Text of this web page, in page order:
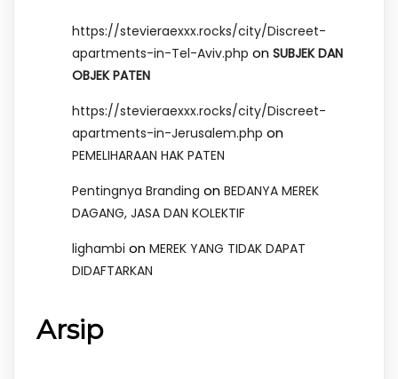
https://stevieraexxx.rocks/city/Discreet-
apartments-in-Tel-Aviv.php on SUBJEK DAN
OBJEK PATEN
https://stevieraexxx.rocks/city/Discreet-
apartments-in-Jerusalem.php on
PEMELIHARAAN HAK PATEN
Pentingnya Branding on BEDANYA MEREK
DAGANG, JASA DAN KOLEKTIF
lighambi on MEREK YANG TIDAK DAPAT
DIDAFTARKAN
Arsip